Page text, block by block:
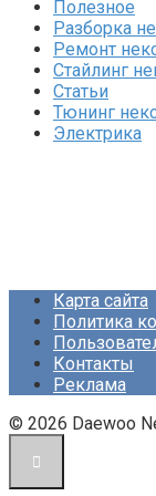
Полезное
Разборка
Ремонт
Стайлинг
Статьи
Тюнинг
Электрика
Карта сайта
Политика
Контакты
Реклама
© 2026 Daewoo